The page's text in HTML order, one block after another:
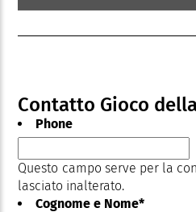
Contatto Gioco
Phone
Questo campo serve per la
lasciato inalterato.
Cognome e Nome*